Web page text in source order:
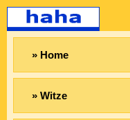
» Home
» Witze